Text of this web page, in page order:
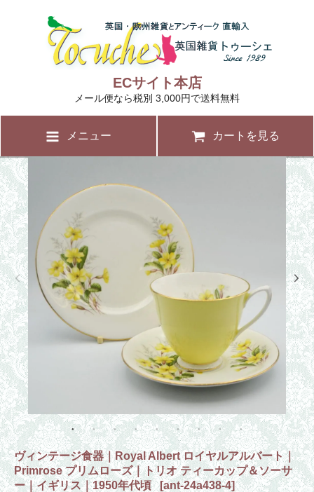
ECサイト本店
メール便なら税別 3,000円で送料無料
メニュー カートを見る
ヴィンテージ食器｜Royal Albert ロイヤルアルバート｜
Primrose プリムローズ｜トリオ ティーカップ＆ソーサ
ー｜イギリス｜1950年代頃[ant-24a438-4]